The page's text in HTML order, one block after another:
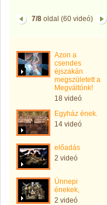
7/8oldal (60 videó)
Azon a
csendes
éjszakán
megszületett a
Megváltónk!
18 videó
Egyház ének.
14 videó
előadás
2 videó
Ünnepi
énekek,
2 videó